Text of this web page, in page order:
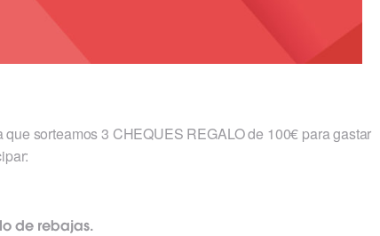
sorteamos 3 CHEQUES REGALO de 100€ para gastar
de rebajas.